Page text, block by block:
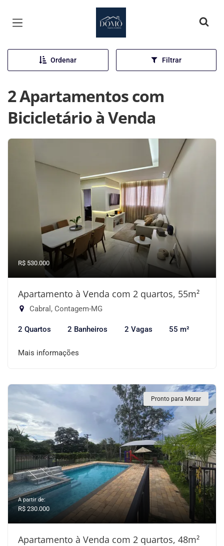
Página inicial
Ordenar Filtrar
2 Apartamentos com
Bicicletário à Venda
R$ 530.000
Apartamento à Venda com 2 quartos, 55m²
Cabral, Contagem-MG
2 Quartos 2 Banheiros 2 Vagas 55 m²
Mais informações
Pronto para Morar
A partir de:
R$ 230.000
Apartamento à Venda com 2 quartos, 48m²